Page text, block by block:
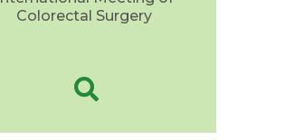
Colorectal Surgery